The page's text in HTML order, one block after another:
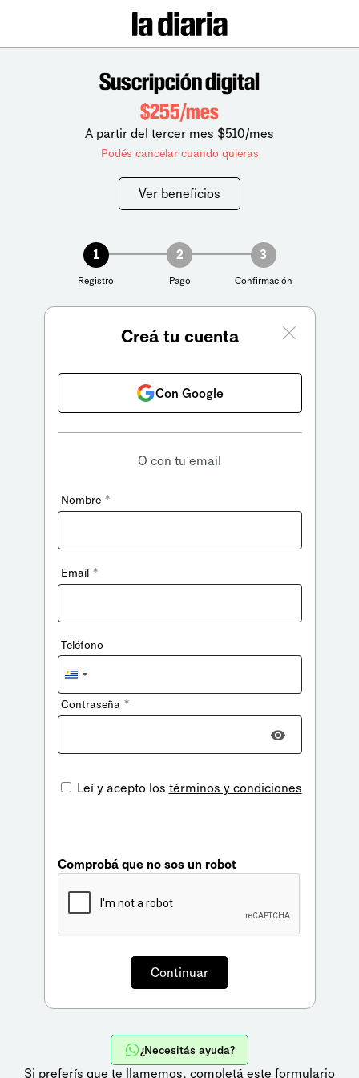
Suscripción digital
$255/mes
A partir del tercer mes $510/mes
Podés cancelar cuando quieras
Ver beneficios
1
Registro
2
Pago
3
Confirmación
Creá tu cuenta
Con Google
O con tu email
Nombre *
Email *
Teléfono
Uruguay
+598
Contraseña *
Leí y acepto los términos y condiciones
Comprobá que no sos un robot
¿Necesitás ayuda?
Si preferís que te llamemos, completá este formulario